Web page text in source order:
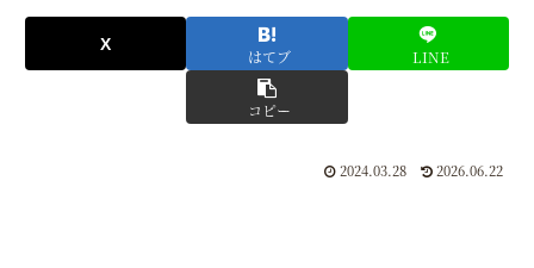
はてブ LINE
コピー
2024.03.28 2026.06.22